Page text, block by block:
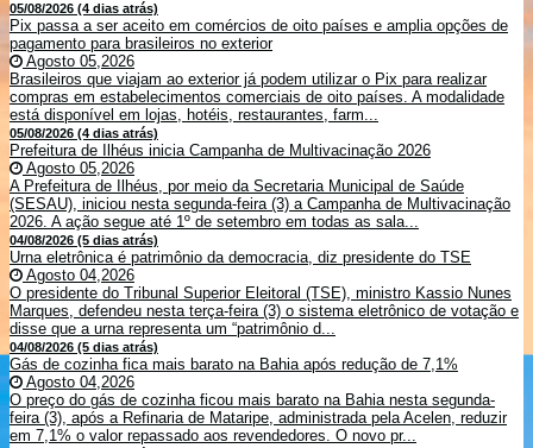
05/08/2026 (4 dias atrás)
Pix passa a ser aceito em comércios de oito países e amplia opções de
pagamento para brasileiros no exterior
Agosto 05,2026
Brasileiros que viajam ao exterior já podem utilizar o Pix para realizar
compras em estabelecimentos comerciais de oito países. A modalidade
está disponível em lojas, hotéis, restaurantes, farm...
05/08/2026 (4 dias atrás)
Prefeitura de Ilhéus inicia Campanha de Multivacinação 2026
Agosto 05,2026
A Prefeitura de Ilhéus, por meio da Secretaria Municipal de Saúde
(SESAU), iniciou nesta segunda-feira (3) a Campanha de Multivacinação
2026. A ação segue até 1º de setembro em todas as sala...
04/08/2026 (5 dias atrás)
Urna eletrônica é patrimônio da democracia, diz presidente do TSE
Agosto 04,2026
O presidente do Tribunal Superior Eleitoral (TSE), ministro Kassio Nunes
Marques, defendeu nesta terça-feira (3) o sistema eletrônico de votação e
disse que a urna representa um “patrimônio d...
04/08/2026 (5 dias atrás)
Gás de cozinha fica mais barato na Bahia após redução de 7,1%
Agosto 04,2026
O preço do gás de cozinha ficou mais barato na Bahia nesta segunda-
feira (3), após a Refinaria de Mataripe, administrada pela Acelen, reduzir
em 7,1% o valor repassado aos revendedores. O novo pr...